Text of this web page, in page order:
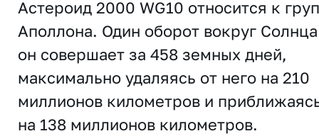
Астероид 2000 WG10 относится к
Аполлона. Один оборот вокруг Солнца
он совершает за 458 земных дней,
максимально удаляясь от него на 210
миллионов километров и
на 138 миллионов километров.